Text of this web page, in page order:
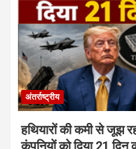
अंतर्राष्ट्रीय
हथियारों की कमी से जूझ
कंपनियों को दिया 21